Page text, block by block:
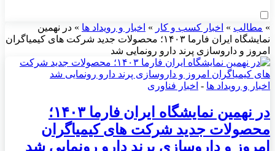
» مطالب » اخبار کسب و کار » اخبار و رویداد ها » در نهمین
نمایشگاه ایران فارما ۱۴۰۳؛ محصولات جدید شرکت های کیمیاگران
امروز و داروسازی پرند دارو رونمایی شد
اخبار و رویداد ها - اخبار فناوری
در نهمین نمایشگاه ایران فارما ۱۴۰۳؛
محصولات جدید شرکت های کیمیاگران
امروز و داروسازی پرند دارو رونمایی شد